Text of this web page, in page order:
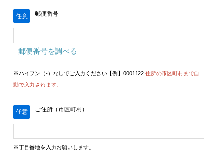
任意 郵便番号
郵便番号を調べる
※ハイフン（-）なしでご入力ください【例】0001122住所の市区町村まで自
動で入力されます。
任意 ご住所（市区町村）
※丁目番地を入力お願いします。